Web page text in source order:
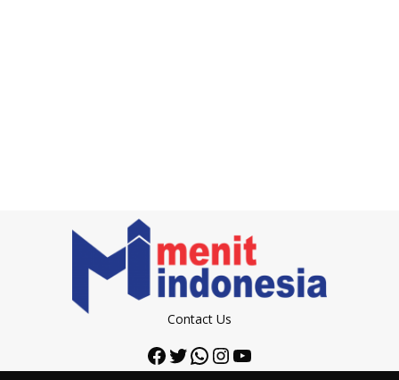
Contact Us
Facebook
Twitter
WhatsApp
Instagram
YouTube